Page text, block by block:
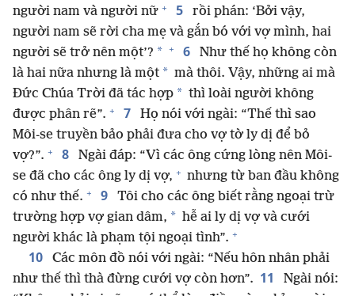
người nam và người nữ + 5
rồi phán: ‘Bởi vậy,
người nam sẽ rời cha mẹ và gắn bó với vợ mình, hai
người sẽ trở nên một’? * + 6
Như thế họ không còn
là hai nữa nhưng là một * mà thôi. Vậy, những ai mà
Đức Chúa Trời đã tác hợp * thì loài người không
được phân rẽ”. + 7
Họ nói với ngài: “Thế thì sao
Môi-se truyền bảo phải đưa cho vợ tờ ly dị để bỏ
vợ?”. + 8
Ngài đáp: “Vì các ông cứng lòng nên Môi-
se đã cho các ông ly dị vợ, + nhưng từ ban đầu không
có như thế. + 9
Tôi cho các ông biết rằng ngoại trừ
trường hợp vợ gian dâm, * hễ ai ly dị vợ và cưới
người khác là phạm tội ngoại tình”. +
10
Các môn đồ nói với ngài: “Nếu hôn nhân phải
như thế thì thà đừng cưới vợ còn hơn”. 11
Ngài nói: